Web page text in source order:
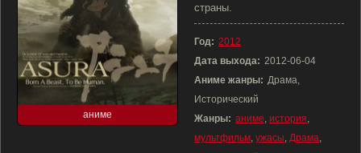
аниме
страны.
Год: 2012
Дата выхода: 2012-06-04
Аниме жанры: Драма,
Исторический
Жанры: аниме, история,
мультфильм, ужасы, Драма,